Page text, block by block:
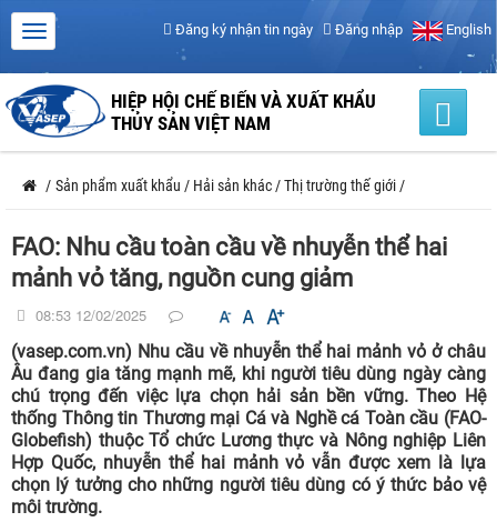
Đăng ký nhận tin ngày Đăng nhập English
HIỆP HỘI CHẾ BIẾN VÀ XUẤT KHẨU
THỦY SẢN VIỆT NAM
/ Sản phẩm xuất khẩu / Hải sản khác /Thị trường thế giới /
FAO: Nhu cầu toàn cầu về nhuyễn thể hai
mảnh vỏ tăng, nguồn cung giảm
08:53 12/02/2025
(vasep.com.vn) Nhu cầu về nhuyễn thể hai mảnh vỏ ở châu
Âu đang gia tăng mạnh mẽ, khi người tiêu dùng ngày càng
chú trọng đến việc lựa chọn hải sản bền vững. Theo Hệ
thống Thông tin Thương mại Cá và Nghề cá Toàn cầu (FAO-
Globefish) thuộc Tổ chức Lương thực và Nông nghiệp Liên
Hợp Quốc, nhuyễn thể hai mảnh vỏ vẫn được xem là lựa
chọn lý tưởng cho những người tiêu dùng có ý thức bảo vệ
môi trường.